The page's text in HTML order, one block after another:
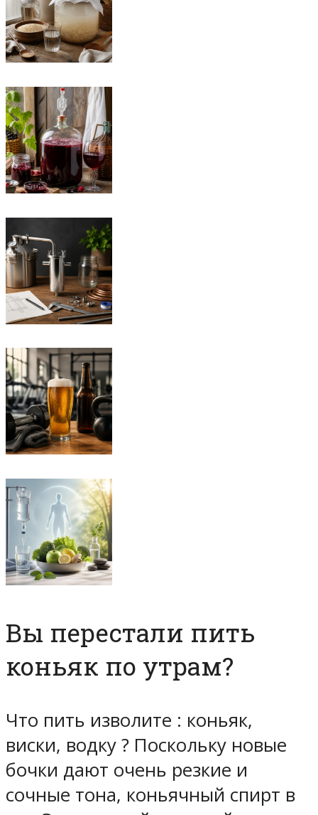
Вы перестали пить
коньяк по утрам?
Что пить изволите : коньяк,
виски, водку ? Поскольку новые
бочки дают очень резкие и
сочные тона, коньячный спирт в